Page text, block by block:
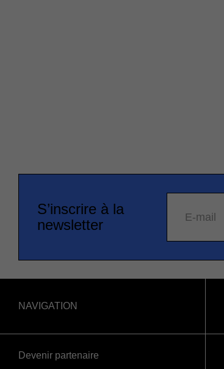
S’inscrire à la
newsletter
E-mail
NAVIGATION
Devenir partenaire